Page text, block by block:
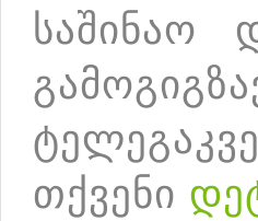
საშინაო
თქვენი